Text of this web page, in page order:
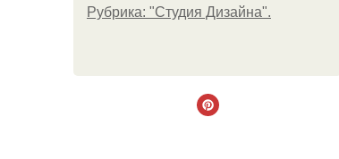
Рубрика: "Студия Дизайна".